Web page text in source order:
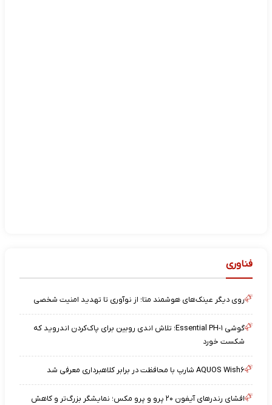
فناوری
روی دیگر عینک‌های هوشمند متا؛ از نوآوری تا تهدید امنیت شخصی
گوشی Essential PH-۱؛ تلاش اندی روبین برای پاک‌کردن اندروید که
شکست خورد
AQUOS Wish۶ شارپ با محافظت در برابر کلاهبرداری معرفی شد
افشای رندرهای آیفون ۲۰ پرو و پرو مکس؛ نمایشگر بزرگ‌تر و کاهش